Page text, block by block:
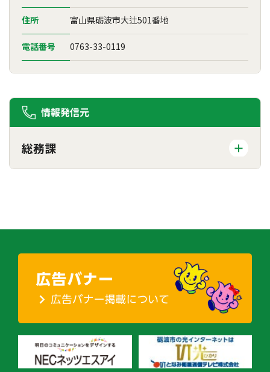
住所 富山県砺波市大辻501番地
電話番号 0763-33-0119
情報発信元
総務課